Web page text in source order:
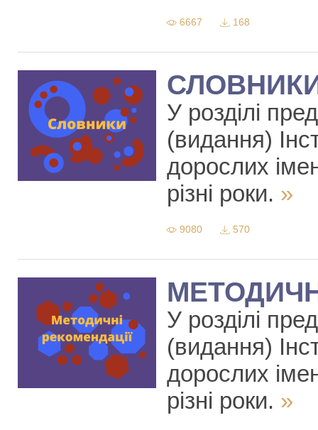
6667 168
У розділі
(видання)
дорослих
різні роки. »
9080 570
У розділі
(видання)
дорослих
різні роки. »